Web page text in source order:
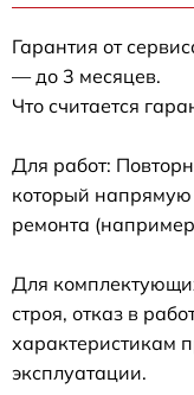
Гарантия от
— до 3 месяцев.
Что считается
Для работ:
который напрямую
ремонта
Для
строя, отказ в
характеристикам
эксплуатации.